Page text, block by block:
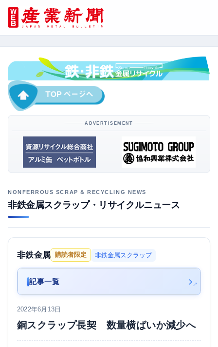
ADVERTISEMENT
非鉄金属スクラップ・リサイクルニュース
非鉄金属 購読者限定 非鉄金属スクラップ
記事一覧
2022年6月13日
銅スクラップ長契 数量横ばいか減少へ